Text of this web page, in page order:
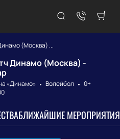
(Москва) ...
Динамо (Москва) -
«Динамо» Волейбол
0+
БЛИЖАЙШИЕ МЕРОПРИЯТИЯ